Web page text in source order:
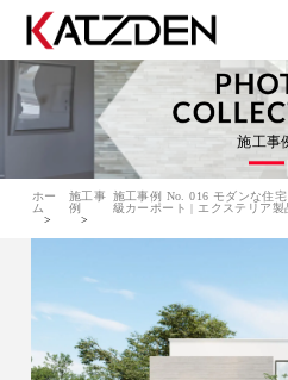
施工事
ホー
ム
施工事
例
施工事例 No. 016 モダンな住
級カーポート | エクステリア